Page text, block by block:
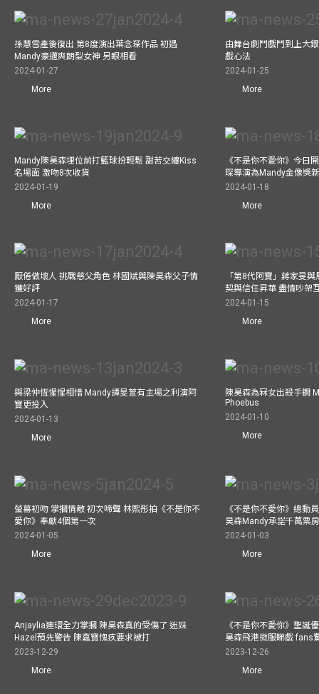
孫慧雪產後復出 第8度演出葉念琛作品 初遇
Mandy豪邁爽朗型女神 另眼相看
2024-01-27
More
由舞台劇鬥戲鬥到上大
戲心法
2024-01-25
More
Mandy陳昊森埋位前打籃球扮輕鬆 甜苦交纏Kiss
名場面 激吻8次收貨
2024-01-19
More
《不是你不愛你》今日
琛導演為Mandy金像獎
2024-01-18
More
厭倦做壞人 挑戰慈父角色 林國斌與陳昊森父子情
獲好評
2024-01-17
More
「第8代阿寶」蔣家旻
契與信任昇華 盡情吵架
2024-01-15
More
與梁仲恆惺惺相惜 Mandy譚旻萱有主場之利演阿
寶更投入
2024-01-13
More
陳昊森為冧女出殺手鐧
Phoebus
2024-01-10
More
螢幕初吻 掌摑情敵 初次啼聲 林熙彤拍《不是你不
愛你》奉獻4個第一次
2024-01-05
More
《不是你不愛你》總動
昊森Mandy承諾千萬票
2024-01-03
More
Anjaylia連環全力掌摑 陳昊森真的受傷了 迷妹
Hazel預先警告 陳嘉寶愧疚要求被打
2023-12-29
More
《不是你不愛你》聖誕
昊森飛港微服睇戲 fans
2023-12-26
More